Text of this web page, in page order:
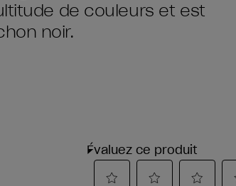
de couleurs et est
noir.